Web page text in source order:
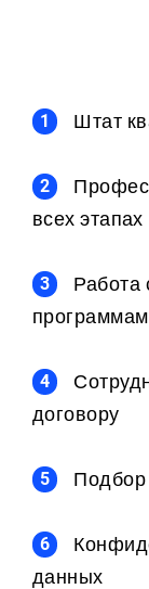
Штат
всех этапах
Работа
договору
Подбор
данных